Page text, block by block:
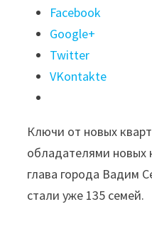
Поделиться
"Ещё
90
семей
из
получили
новые
квартиры
взамен
Facebook
Google+
Twitter
VKontakte
Ключи от новых
обладателями новых
глава города Вадим
стали уже 135 семей.